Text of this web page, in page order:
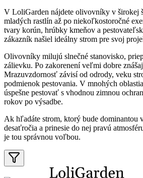
V LoliGarden nájdete olivovníky v širokej
mladých rastlín až po niekoľkostoročné
tvary korún, hrúbky kmeňov a
zákazník našiel ideálny strom pre svoj
Olivovníky milujú slnečné stanovisko,
zálievku. Po zakorenení veľmi dobre
Mrazuvzdornosť závisí od odrody, veku
podmienok pestovania. V mnohých
úspešne pestovať s vhodnou zimnou
rokov po výsadbe.
Ak hľadáte strom, ktorý bude dominantou
desaťročia a prinesie do nej pravú
je tou správnou voľbou.